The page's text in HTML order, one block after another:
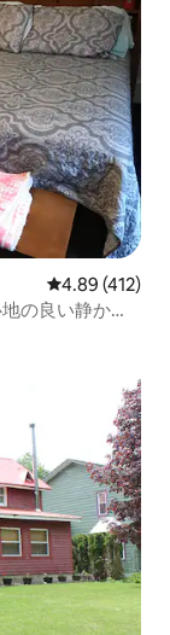
レビュー412
4.89 (412)
の良い静かな